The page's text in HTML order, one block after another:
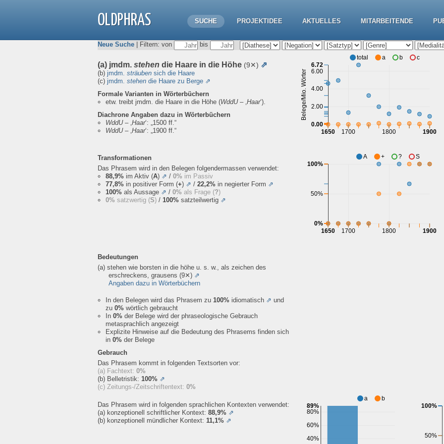
OLDPHRAS SUCHE PROJEKTIDEE AKTUELLES MITARBEITENDE
Neue Suche | Filtern: von bis
(a) jmdm. stehen die Haare in die Höhe (9✕) ⇗
(b) jmdm. sträuben sich die Haare
(c) jmdm. stehen die Haare zu Berge ⇗
Formale Varianten in Wörterbüchern
etw. treibt jmdm. die Haare in die Höhe (WddU– ‚Haar‘).
Diachrone Angaben dazu in Wörterbüchern
WddU– ‚Haar‘: „1500 ff.“
WddU– ‚Haar‘: „1900 ff.“ 1700 1800
1650 1900
2.00
4.00
6.00
Belege/Mio. Wörter
0.00
6.72
total a b c
Transformationen
Das Phrasem wird in den Belegen folgendermassen verwendet:
88,9% im Aktiv (A) ⇗ / 0% im Passiv
77,8% in positiver Form (+) ⇗ / 22,2% in negierter Form ⇗
100% als Aussage ⇗ / 0% als Frage (?)
0% satzwertig (S) / 100% satzteilwertig ⇗
1700 1800
1650 1900
50%
0%
100%
A + ? S
Bedeutungen
(a) stehen wie borsten in die höhe u. s. w., als zeichen des
erschreckens, grausens (9✕) ⇗
Angaben dazu in Wörterbüchern
In den Belegen wird das Phrasem zu 100% idiomatisch ⇗ und
zu 0% wörtlich gebraucht
In 0% der Belege wird der phraseologische Gebrauch
metasprachlich angezeigt
Explizite Hinweise auf die Bedeutung des Phrasems finden sich
in 0% der Belege
Gebrauch
Das Phrasem kommt in folgenden Textsorten vor:
(a) Fachtext: 0%
(b) Belletristik: 100% ⇗
(c) Zeitungs-/Zeitschriftentext: 0%
Das Phrasem wird in folgenden sprachlichen Kontexten verwendet:
(a) konzeptionell schriftlicher Kontext: 88,9% ⇗
(b) konzeptionell mündlicher Kontext: 11,1% ⇗
40%
60%
80%
89%
a b
50%
100%